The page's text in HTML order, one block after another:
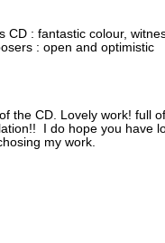
CD : fantastic colour,
: open and optimistic
the CD. Lovely work! full of
I do hope you have
my work.